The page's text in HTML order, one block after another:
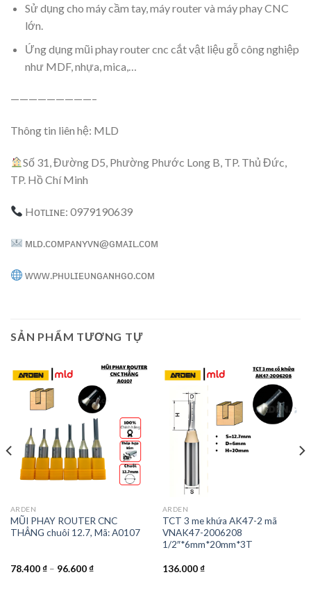
Sử dụng cho máy cầm tay, máy router và máy phay CNC
lớn.
Ứng dụng mũi phay router cnc cắt vật liệu gỗ công nghiệp
như MDF, nhựa, mica,…
—————————–
Thông tin liên hệ: MLD
Số 31, Đường D5, Phường Phước Long B, TP. Thủ Đức,
TP. Hồ Chí Minh
Hᴏᴛʟɪɴᴇ: 0979190639
ᴍʟᴅ.ᴄᴏᴍᴘᴀɴʏᴠɴ@ɢᴍᴀɪʟ.ᴄᴏᴍ
ᴡᴡᴡ.ᴘʜᴜʟɪᴇᴜɴɢᴀɴʜɢᴏ.ᴄᴏᴍ
SẢN PHẨM TƯƠNG TỰ
ARDEN
MŨI PHAY ROUTER CNC
THẲNG chuôi 12.7, Mã: A0107
78.400₫– 96.600₫
ARDEN
TCT 3 me khứa AK47-2 mã
VNAK47-2006208
1/2″*6mm*20mm*3T
136.000₫